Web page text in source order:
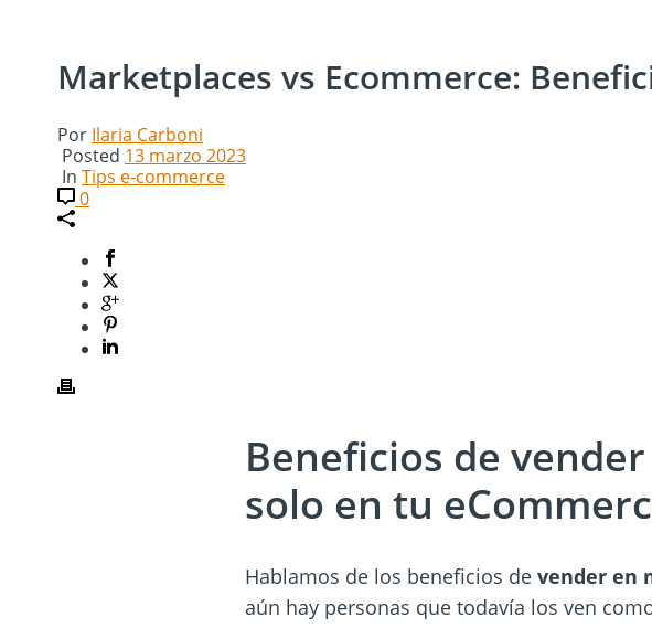
Marketplaces vs Ecommerce:
Por Ilaria Carboni
Posted 13 marzo 2023
In Tips e-commerce
0
Beneficios de
solo en tu
Hablamos de los beneficios de vender en
aún hay personas que todavía los ven